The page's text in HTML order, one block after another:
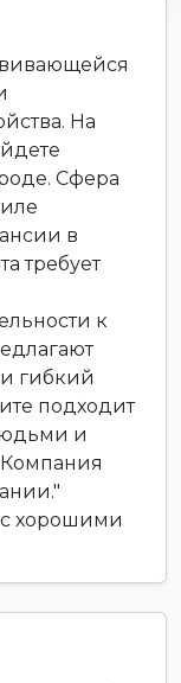
На
Сфера
в
требует
к
гибкий
подходит
и
с хорошими